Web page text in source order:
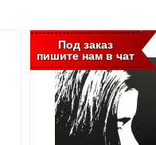
Под заказ
пишите нам в чат